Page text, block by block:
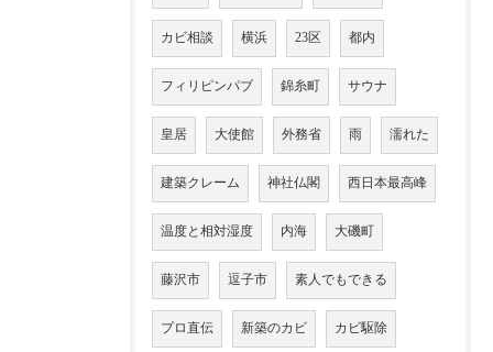
カビ相談 横浜 23区 都内
フィリピンパブ 錦糸町 サウナ
皇居 大使館 外務省 雨 濡れた
建築クレーム 神社仏閣 西日本最高峰
温度と相対湿度 内海 大磯町
藤沢市 逗子市 素人でもできる
プロ直伝 新築のカビ カビ駆除